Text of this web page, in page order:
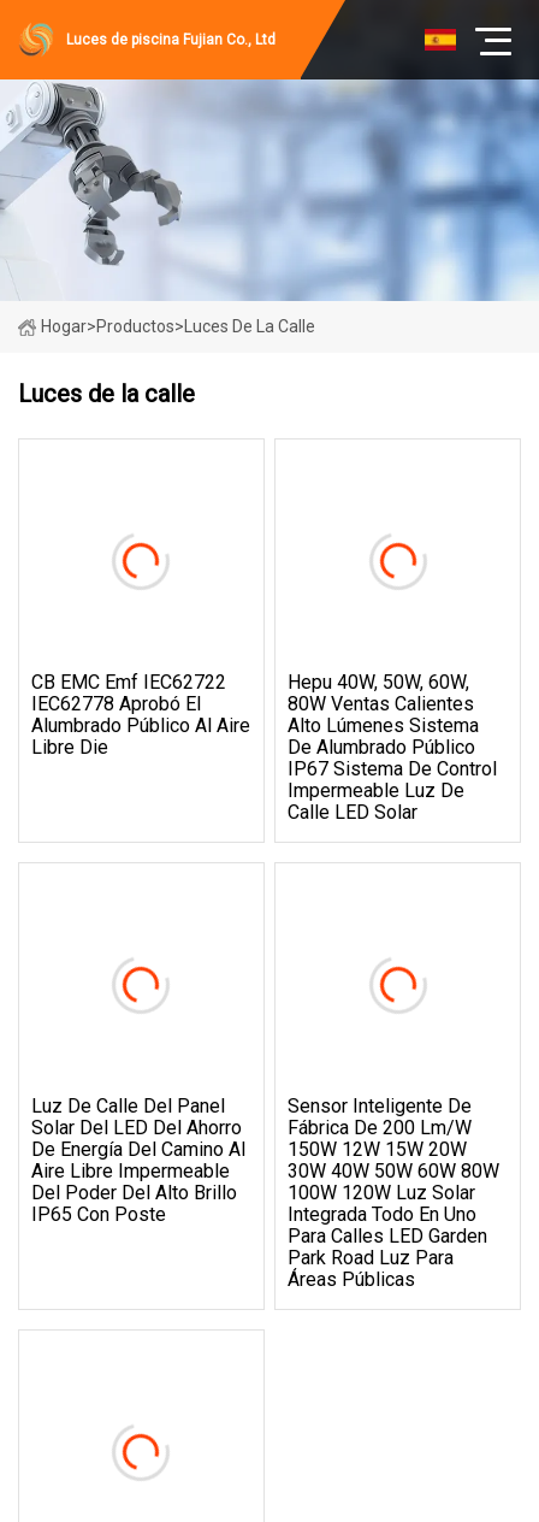
Luces de piscina Fujian Co., Ltd
Hogar>Productos> Luces De La Calle
Luces de la calle
CB EMC Emf IEC62722
IEC62778 Aprobó El
Alumbrado Público Al Aire
Libre Die
Hepu 40W, 50W, 60W,
80W Ventas Calientes
Alto Lúmenes Sistema
De Alumbrado Público
IP67 Sistema De Control
Impermeable Luz De
Calle LED Solar
Luz De Calle Del Panel
Solar Del LED Del Ahorro
De Energía Del Camino Al
Aire Libre Impermeable
Del Poder Del Alto Brillo
IP65 Con Poste
Sensor Inteligente De
Fábrica De 200 Lm/W
150W 12W 15W 20W
30W 40W 50W 60W 80W
100W 120W Luz Solar
Integrada Todo En Uno
Para Calles LED Garden
Park Road Luz Para
Áreas Públicas